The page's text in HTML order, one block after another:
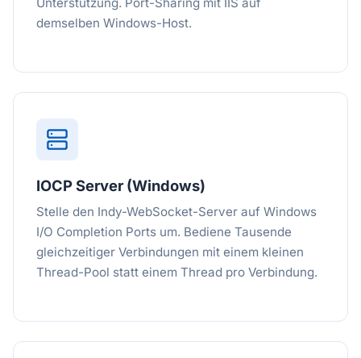
demselben Windows-Host.
IOCP Server (Windows)
Stelle den Indy-WebSocket-Server auf Windows
I/O Completion Ports um. Bediene Tausende
gleichzeitiger Verbindungen mit einem kleinen
Thread-Pool statt einem Thread pro Verbindung.